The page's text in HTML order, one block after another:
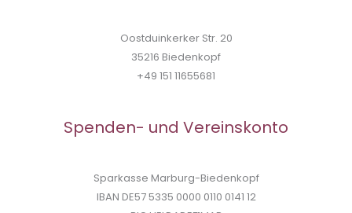
Oostduinkerker Str. 20
35216 Biedenkopf
+49 151 11655681
Spenden- und Vereinskonto
Sparkasse Marburg-Biedenkopf
IBAN DE57 5335 0000 0110 0141 12